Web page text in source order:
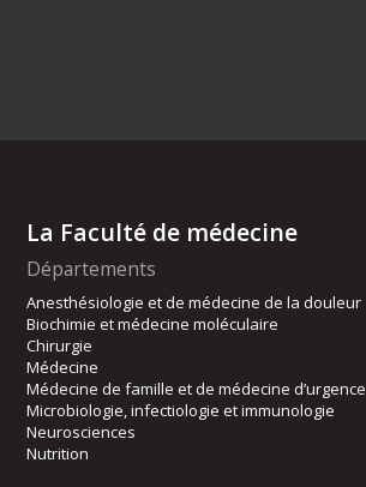
La Faculté de médecine
Départements
Anesthésiologie et de médecine de la douleur
Biochimie et médecine moléculaire
Chirurgie
Médecine
Médecine de famille et de médecine d’urgence
Microbiologie, infectiologie et immunologie
Neurosciences
Nutrition